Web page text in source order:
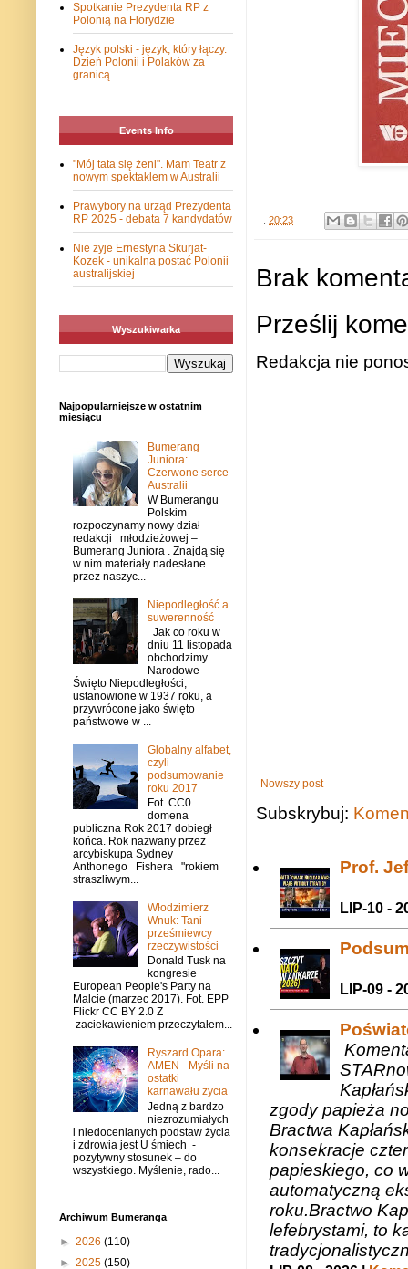
20:23
Brak
Prześlij
Redakcja nie
Nowszy post
Subskrybuj:
Prof.
LIP-10 -
LIP-09 -
zgody papieża
Bractwa
konsekracje
papieskiego, co
automatyczną
roku.Bractwo
lefebrystami, to
Spotkanie Prezydenta RP z
Polonią na Florydzie
Język polski - język, który łączy.
Dzień Polonii i Polaków za
granicą
Events Info
"Mój tata się żeni". Mam Teatr z
nowym spektaklem w Australii
Prawybory na urząd Prezydenta
RP 2025 - debata 7 kandydatów
Nie żyje Ernestyna Skurjat-
Kozek - unikalna postać Polonii
australijskiej
Wyszukiwarka
Najpopularniejsze w ostatnim
miesiącu
Bumerang
Juniora:
Czerwone serce
Australii
W Bumerangu
Polskim
rozpoczynamy nowy dział
redakcji młodzieżowej –
Bumerang Juniora . Znajdą się
w nim materiały nadesłane
przez naszyc...
Niepodległość a
suwerenność
Jak co roku w
dniu 11 listopada
obchodzimy
Narodowe
Święto Niepodległości,
ustanowione w 1937 roku, a
przywrócone jako święto
państwowe w ...
Globalny alfabet,
czyli
podsumowanie
roku 2017
Fot. CC0
domena
publiczna Rok 2017 dobiegł
końca. Rok nazwany przez
arcybiskupa Sydney
Anthonego Fishera "rokiem
straszliwym...
Włodzimierz
Wnuk: Tani
prześmiewcy
rzeczywistości
Donald Tusk na
kongresie
European People's Party na
Malcie (marzec 2017). Fot. EPP
Flickr CC BY 2.0 Z
zaciekawieniem przeczytałem...
Ryszard Opara:
AMEN - Myśli na
ostatki
karnawału życia
Jedną z bardzo
niezrozumiałych
i niedocenianych podstaw życia
i zdrowia jest U śmiech -
pozytywny stosunek – do
wszystkiego. Myślenie, rado...
Archiwum Bumeranga
► 2026 (110)
► 2025 (150)